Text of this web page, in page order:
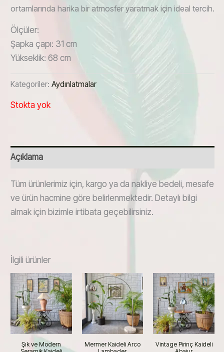
ortamlarında harika bir atmosfer yaratmak için ideal tercih.
Ölçüler:
Şapka çapı: 31 cm
Yükseklik: 68 cm
Kategoriler: Aydınlatmalar
Stokta yok
Açıklama
Tüm ürünlerimiz için, kargo ya da nakliye bedeli, mesafe
ve ürün hacmine göre belirlenmektedir. Detaylı bilgi
almak için bizimle irtibata geçebilirsiniz.
İlgili ürünler
Şık ve Modern
Mermer Kaideli Arco
Vintage Pirinç Kaideli